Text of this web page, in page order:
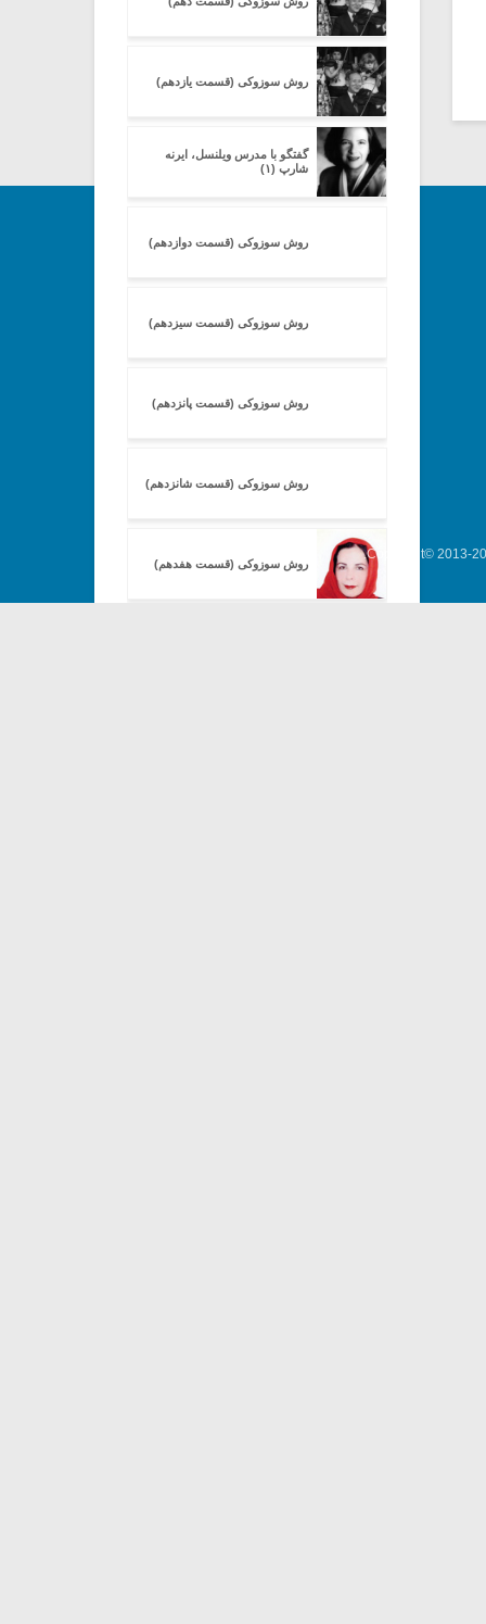
روش سوزوکی (قسمت یازدهم)
گفتگو با مدرس ویلنسل، ایرنه
شارپ (۱)
روش سوزوکی (قسمت دوازدهم)
روش سوزوکی (قسمت سیزدهم)
روش سوزوکی (قسمت پانزدهم)
روش سوزوکی (قسمت شانزدهم)
روش سوزوکی (قسمت هفدهم)
Copyright© 2013-